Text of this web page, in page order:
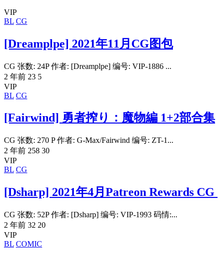
VIP
BL CG
[Dreamplpe] 2021年11月CG图包
CG 张数: 24P 作者: [Dreamplpe] 编号: VIP-1886 ...
2 年前 23 5
VIP
BL CG
[Fairwind] 勇者搾り：魔物編 1+2部合集
CG 张数: 270 P 作者: G-Max/Fairwind 编号: ZT-1...
2 年前 258 30
VIP
BL CG
[Dsharp] 2021年4月Patreon Rewards CG
CG 张数: 52P 作者: [Dsharp] 编号: VIP-1993 码情:...
2 年前 32 20
VIP
BL COMIC